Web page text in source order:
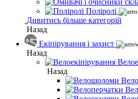
Поліролі
Дивитись більше категорій
Назад
Екіпірування і захист
Назад
Назад